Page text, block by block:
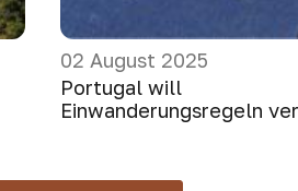
02 August 2025
Portugal will
Einwanderungsregeln